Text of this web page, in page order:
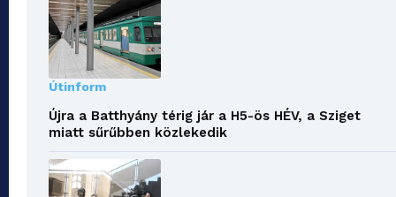
Útinform
Újra a Batthyány térig jár a H5-ös HÉV, a Sziget
miatt sűrűbben közlekedik